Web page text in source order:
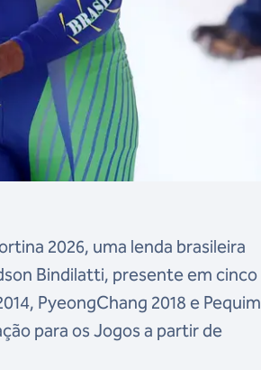
2026, uma lenda brasileira
Bindilatti, presente em cinco
PyeongChang 2018 e Pequim
para os Jogos a partir de